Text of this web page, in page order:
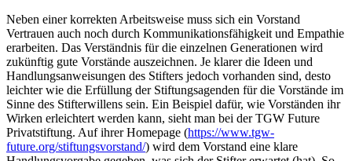
Neben einer korrekten Arbeitsweise muss sich ein Vorstand
Vertrauen auch noch durch Kommunikationsfähigkeit und Empathie
erarbeiten. Das Verständnis für die einzelnen Generationen wird
zukünftig gute Vorstände auszeichnen. Je klarer die Ideen und
Handlungsanweisungen des Stifters jedoch vorhanden sind, desto
leichter wie die Erfüllung der Stiftungsagenden für die Vorstände im
Sinne des Stifterwillens sein. Ein Beispiel dafür, wie Vorständen ihr
Wirken erleichtert werden kann, sieht man bei der TGW Future
Privatstiftung. Auf ihrer Homepage (https://www.tgw-
future.org/stiftungsvorstand/) wird dem Vorstand eine klare